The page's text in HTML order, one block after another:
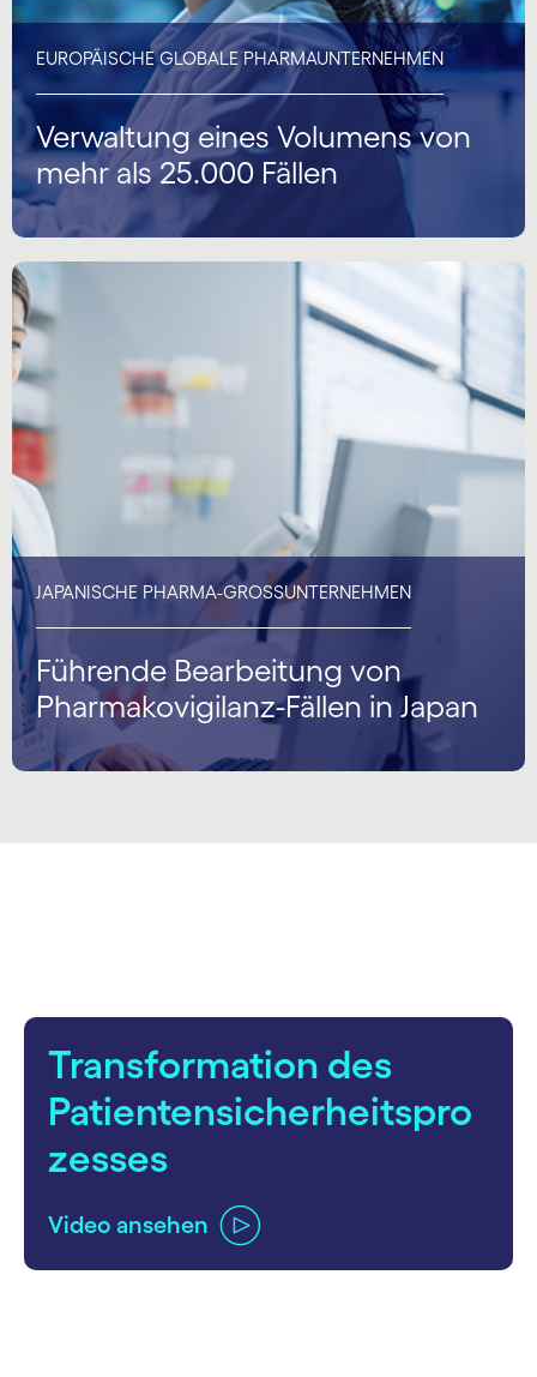
EUROPÄISCHE GLOBALE PHARMAUNTERNEHMEN
Verwaltung eines Volumens von
mehr als 25.000 Fällen
JAPANISCHE PHARMA-GROSSUNTERNEHMEN
Führende Bearbeitung von
Pharmakovigilanz-Fällen in Japan
Transformation des
Patientensicherheitspro
zesses
Video ansehen